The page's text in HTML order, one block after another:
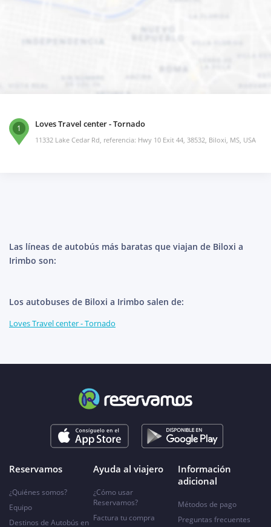
1 Loves Travel center - Tornado
11332 Lake Cedar Rd, referencia: Hwy 10 Exit 44, 38532, Biloxi, MS, USA
Las líneas de autobús más baratas que viajan de Biloxi a
Irimbo son:
Los autobuses de Biloxi a Irimbo salen de:
Loves Travel center - Tornado
Reservamos
¿Quiénes somos?
Equipo
Destinos de Autobús en
Ayuda al viajero
¿Cómo usar
Reservamos?
Factura tu compra
Información
adicional
Métodos de pago
Preguntas frecuentes